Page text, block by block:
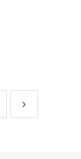
›